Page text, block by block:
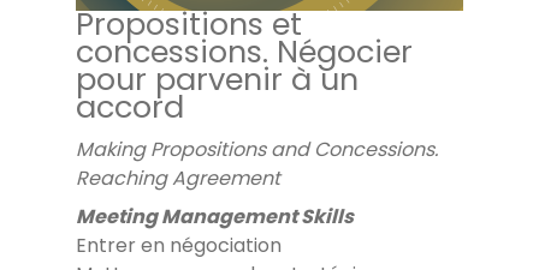
Propositions et
concessions. Négocier
pour parvenir à un
accord
Making Propositions and Concessions.
Reaching Agreement
Meeting Management Skills
Entrer en négociation